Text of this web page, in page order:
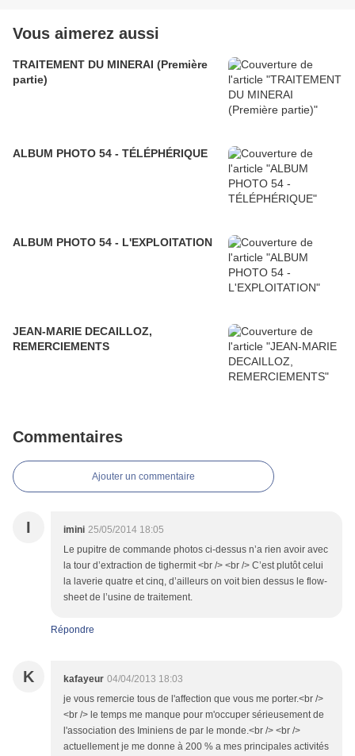
Vous aimerez aussi
TRAITEMENT DU MINERAI (Première
partie)
ALBUM PHOTO 54 - TÉLÉPHÉRIQUE
ALBUM PHOTO 54 - L'EXPLOITATION
JEAN-MARIE DECAILLOZ,
REMERCIEMENTS
Commentaires
Ajouter un commentaire
I imini 25/05/2014 18:05
Le pupitre de commande photos ci-dessus n’a rien avoir avec
la tour d’extraction de tighermit <br /> <br /> C’est plutôt celui
la laverie quatre et cinq, d’ailleurs on voit bien dessus le flow-
sheet de l’usine de traitement.
Répondre
K kafayeur 04/04/2013 18:03
je vous remercie tous de l'affection que vous me porter.<br />
<br /> le temps me manque pour m'occuper sérieusement de
l'association des Iminiens de par le monde.<br /> <br />
actuellement je me donne à 200 % a mes principales activités